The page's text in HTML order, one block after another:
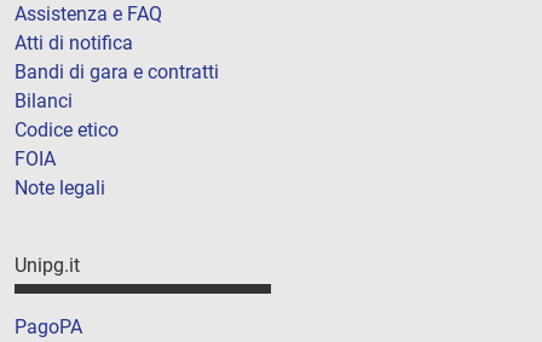
Assistenza e FAQ
Atti di notifica
Bandi di gara e contratti
Bilanci
Codice etico
FOIA
Note legali
Unipg.it
PagoPA